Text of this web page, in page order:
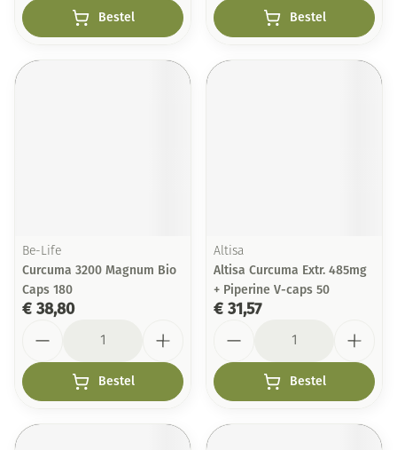
Bestel Bestel
Be-Life
Curcuma 3200 Magnum Bio
Caps 180
€ 38,80
Bestel
Altisa
Altisa Curcuma Extr. 485mg
+ Piperine V-caps 50
€ 31,57
Bestel